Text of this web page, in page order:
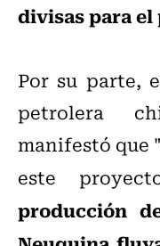
divisas para el
Por su parte,
petrolera
manifestó que
este
producción